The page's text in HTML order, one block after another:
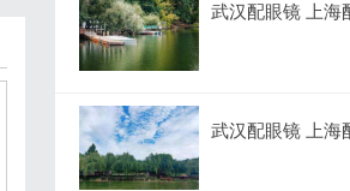
武汉配眼镜 上海
武汉配眼镜 上海